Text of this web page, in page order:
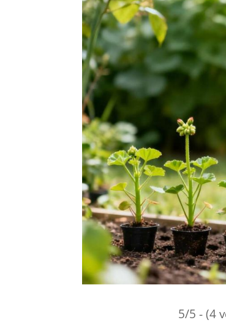
5/5 - (4